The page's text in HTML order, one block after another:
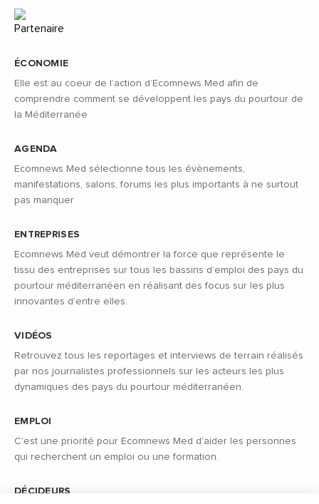
ÉCONOMIE
Elle est au coeur de l’action d’Ecomnews Med afin de
comprendre comment se développent les pays du pourtour de
la Méditerranée
AGENDA
Ecomnews Med sélectionne tous les évènements,
manifestations, salons, forums les plus importants à ne surtout
pas manquer
ENTREPRISES
Ecomnews Med veut démontrer la force que représente le
tissu des entreprises sur tous les bassins d’emploi des pays du
pourtour méditerranéen en réalisant des focus sur les plus
innovantes d’entre elles.
VIDÉOS
Retrouvez tous les reportages et interviews de terrain réalisés
par nos journalistes professionnels sur les acteurs les plus
dynamiques des pays du pourtour méditerranéen.
EMPLOI
C’est une priorité pour Ecomnews Med d’aider les personnes
qui recherchent un emploi ou une formation.
DÉCIDEURS